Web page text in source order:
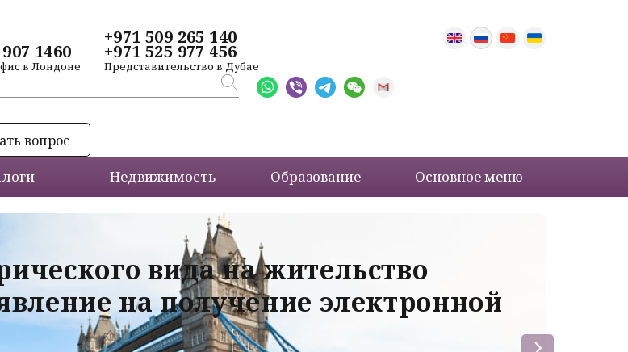
1460
в Лондоне
+971 509 265 140
+971 525 977 456
Представительство в Дубае
вопрос
Недвижимость Образование Основное меню
вида на жительство
на получение электронной